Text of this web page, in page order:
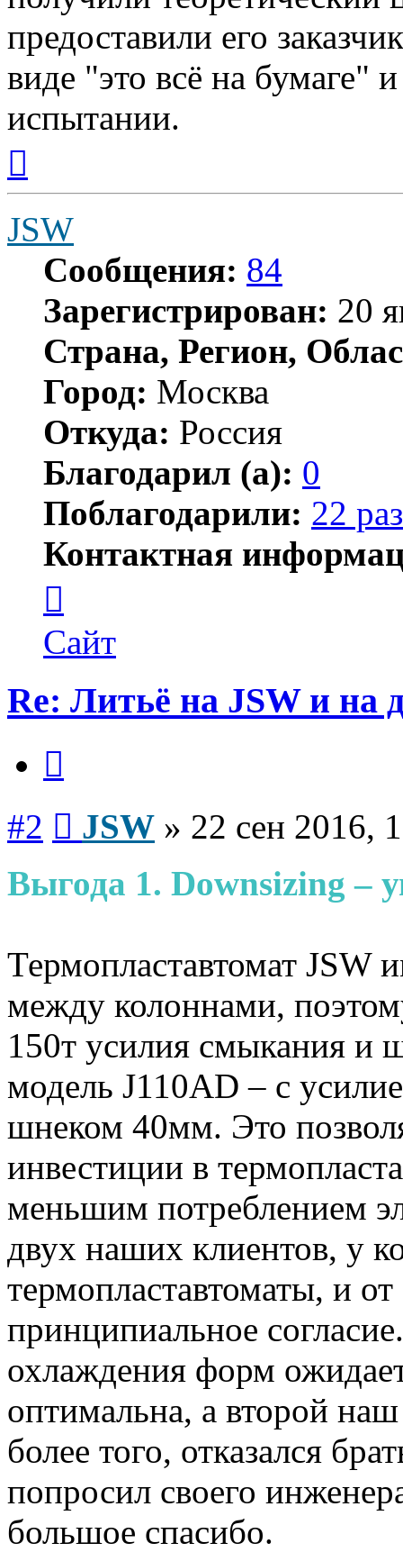
предоставили его
виде "это всё на бумаге"
испытании.
началу
JSW
Сообщения: 84
Зарегистрирован: 20
Страна, Регион,
Город: Москва
Откуда: Россия
Благодарил (а): 0
Поблагодарили: 22
Контактная
пользователя
JSW
Сайт
Re: Литьё на JSW и на
#2 JSW » 22 сен 2016,
Выгода 1. Downsizing –
Термопластавтомат JSW
между колоннами,
150т усилия смыкания
модель J110AD – с
шнеком 40мм. Это
инвестиции в
меньшим потреблением
двух наших клиентов, у
термопластавтоматы, и
принципиальное
охлаждения форм
оптимальна, а второй
более того, отказался
попросил своего
большое спасибо.